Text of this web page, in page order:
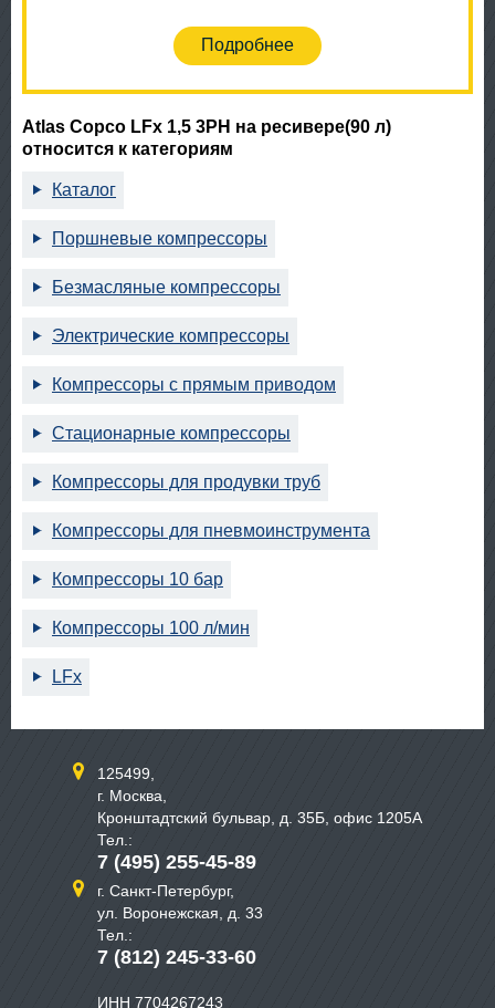
Подробнее
Atlas Copco LFx 1,5 3PH на ресивере(90 л)
относится к категориям
Каталог
Поршневые компрессоры
Безмасляные компрессоры
Электрические компрессоры
Компрессоры с прямым приводом
Стационарные компрессоры
Компрессоры для продувки труб
Компрессоры для пневмоинструмента
Компрессоры 10 бар
Компрессоры 100 л/мин
LFx
125499,
г. Москва,
Кронштадтский бульвар, д. 35Б, офис 1205А
Тел.:
7 (495) 255-45-89
г. Санкт-Петербург,
ул. Воронежская, д. 33
Тел.:
7 (812) 245-33-60
ИНН 7704267243